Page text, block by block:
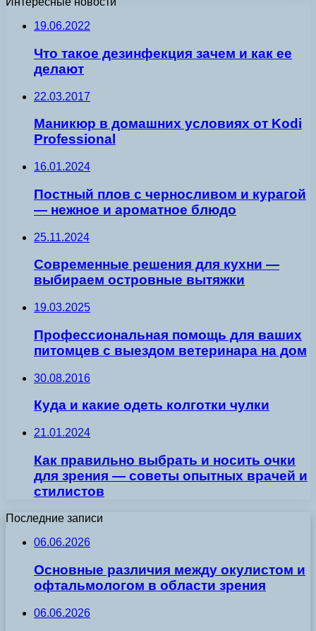
19.06.2022
Что такое дезинфекция зачем и как ее
делают
22.03.2017
Маникюр в домашних условиях от Kodi
Professional
16.01.2024
Постный плов с черносливом и курагой
— нежное и ароматное блюдо
25.11.2024
Современные решения для кухни —
выбираем островные вытяжки
19.03.2025
Профессиональная помощь для ваших
питомцев с выездом ветеринара на дом
30.08.2016
Куда и какие одеть колготки чулки
21.01.2024
Как правильно выбрать и носить очки
для зрения — советы опытных врачей и
стилистов
Последние записи
06.06.2026
Основные различия между окулистом и
офтальмологом в области зрения
06.06.2026